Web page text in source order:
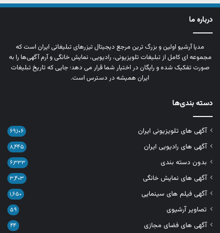
درباره ما
مدیا آرشیو اولین و بزرگ‌ ترین مرجع دیجیتال تیزرهای تبلیغاتی ایران است که
مجموعه‌ ای کامل از تبلیغات تلویزیونی، رادیویی، نمایش خانگی و آرم‌ آگهی‌ها را به‌
صورت تفکیک‌ شده و رایگان در اختیار شما قرار می‌ دهد؛ جایی که تاریخ تبلیغات
ایران همیشه در دسترس است.
دسته بندی‌ها
آگهی های تلویزیونی ایران ۶۹,۱۰۶
آگهی های رادیویی ایران ۸,۴۴۵
بدون دسته بندی ۶,۳۳۳
آگهی های نمایش خانگی ۳,۴۰۳
آگهی فیلم های سینمایی ۱,۶۵۰
تصاویر آرشیوی ۵۹
آگهی های فضای مجازی ۴۴